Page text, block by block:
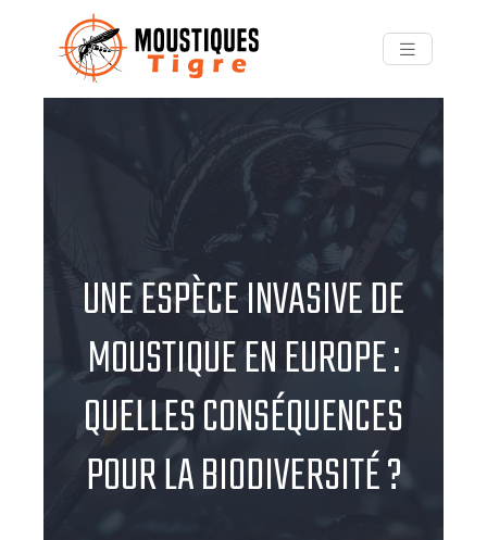
UNE ESPÈCE INVASIVE DE
MOUSTIQUE EN EUROPE :
QUELLES CONSÉQUENCES
POUR LA BIODIVERSITÉ ?